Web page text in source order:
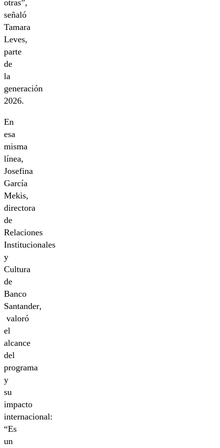
otras”,
señaló
Tamara
Leves,
parte
de
la
generación
2026.
En
esa
misma
línea,
Josefina
García
Mekis,
directora
de
Relaciones
Institucionales
y
Cultura
de
Banco
Santander,
valoró
el
alcance
del
programa
y
su
impacto
internacional:
“Es
un